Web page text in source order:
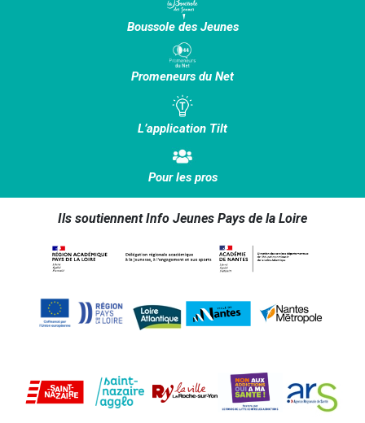
Boussole des Jeunes
Promeneurs du Net
L’application Tilt
Pour les pros
Ils soutiennent Info Jeunes Pays de la Loire